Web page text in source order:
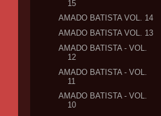
15
AMADO BATISTA VOL. 14
AMADO BATISTA VOL. 13
AMADO BATISTA - VOL.
12
AMADO BATISTA - VOL.
11
AMADO BATISTA - VOL.
10